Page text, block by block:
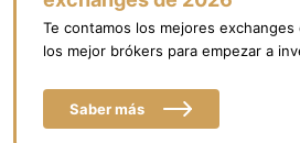
Te contamos los mejores
los mejor brókers para empezar a
Saber más